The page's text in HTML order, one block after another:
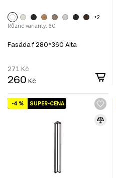
+2
Různé varianty: 60
Fasáda f 280*360 Alta
271 Kč
260 Kč
SUPER-CENA
-4 %